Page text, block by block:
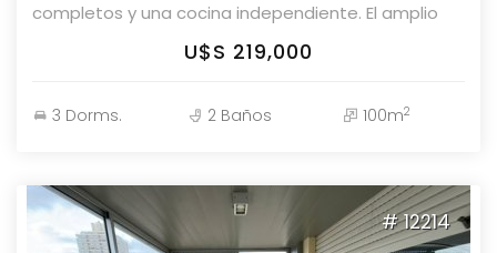
completos y una cocina independiente. El amplio
living-comedor proporciona un ambiente cómodo y
luminoso. Edificio Ibiza El edificio está ubicado en Av
increibles amenities, donde destacamos: Piscina
U$S 219,000
3 Dorms. 2 Baños 100m2
# 12214